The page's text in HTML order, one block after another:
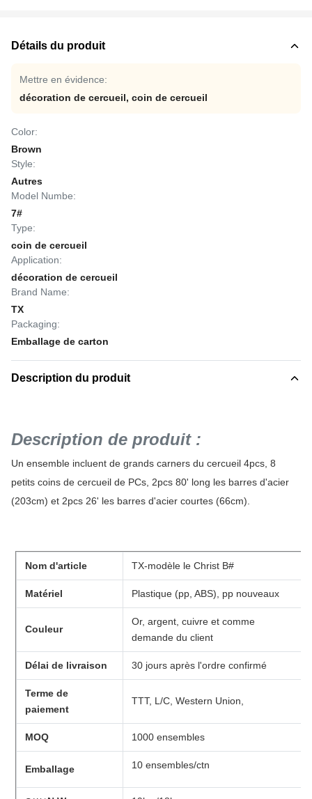
Détails du produit
Mettre en évidence:
décoration de cercueil, coin de cercueil
Color:
Brown
Style:
Autres
Model Numbe:
7#
Type:
coin de cercueil
Application:
décoration de cercueil
Brand Name:
TX
Packaging:
Emballage de carton
Description du produit
Description de produit :
Un ensemble incluent de grands carners du cercueil 4pcs, 8
petits coins de cercueil de PCs, 2pcs 80' long les barres d'acier
(203cm) et 2pcs 26' les barres d'acier courtes (66cm).
Nom d'article TX-modèle le Christ B#
Matériel Plastique (pp, ABS), pp nouveaux
Couleur
Or, argent, cuivre et comme
demande du client
Délai de livraison 30 jours après l'ordre confirmé
Terme de
paiement
TTT, L/C, Western Union,
MOQ 1000 ensembles
Emballage 10 ensembles/ctn